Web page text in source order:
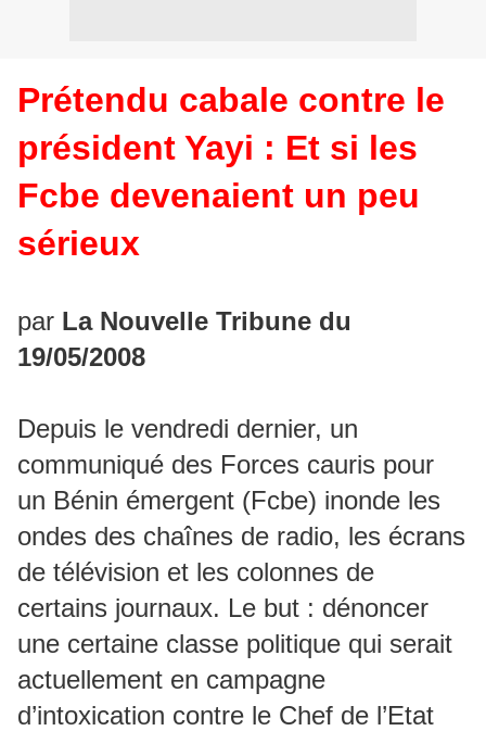
Prétendu cabale contre le
président Yayi : Et si les
Fcbe devenaient un peu
sérieux
par La Nouvelle Tribune du
19/05/2008
Depuis le vendredi dernier, un
communiqué des Forces cauris pour
un Bénin émergent (Fcbe) inonde les
ondes des chaînes de radio, les écrans
de télévision et les colonnes de
certains journaux. Le but : dénoncer
une certaine classe politique qui serait
actuellement en campagne
d’intoxication contre le Chef de l’Etat